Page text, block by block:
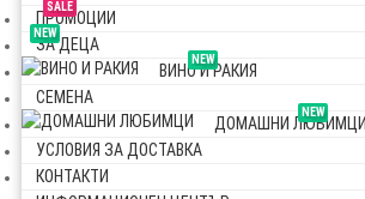
SALE
ПРОМОЦИИ
NEW
ЗА ДЕЦА
NEW
ВИНО И РАКИЯ
СЕМЕНА
NEW
ДОМАШНИ ЛЮБИМЦИ
УСЛОВИЯ ЗА ДОСТАВКА
КОНТАКТИ